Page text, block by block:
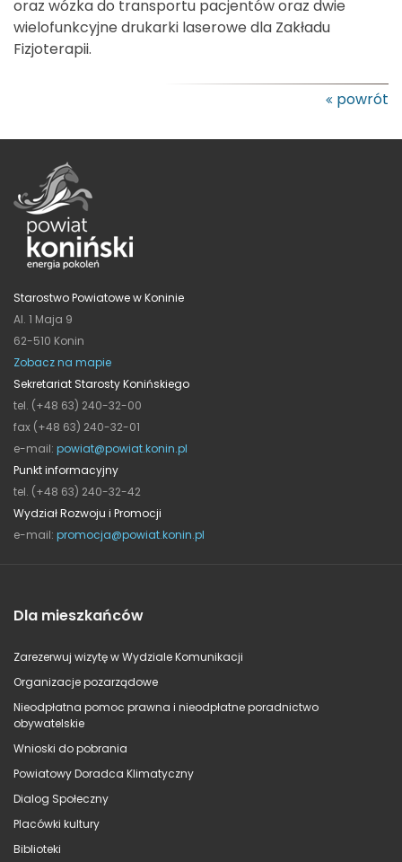
oraz wózka do transportu pacjentów oraz dwie
wielofunkcyjne drukarki laserowe dla Zakładu
Fizjoterapii.
powrót
Starostwo Powiatowe w Koninie
Al. 1 Maja 9
62-510 Konin
Zobacz na mapie
Sekretariat Starosty Konińskiego
tel. (+48 63) 240-32-00
fax (+48 63) 240-32-01
e-mail: powiat@powiat.konin.pl
Punkt informacyjny
tel. (+48 63) 240-32-42
Wydział Rozwoju i Promocji
e-mail: promocja@powiat.konin.pl
Dla mieszkańców
Zarezerwuj wizytę w Wydziale Komunikacji
Organizacje pozarządowe
Nieodpłatna pomoc prawna i nieodpłatne poradnictwo
obywatelskie
Wnioski do pobrania
Powiatowy Doradca Klimatyczny
Dialog Społeczny
Placówki kultury
Biblioteki